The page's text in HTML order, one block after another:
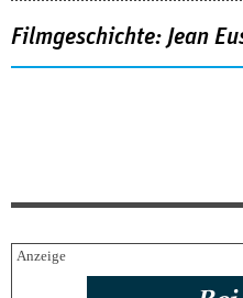
Filmgeschichte: Jean